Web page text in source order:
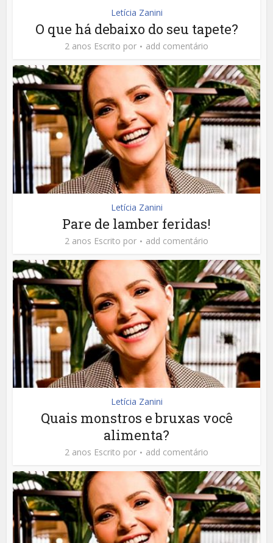
Letícia Zanini
O que há debaixo do seu tapete?
2 anos Escrito por add comentário
Letícia Zanini
Pare de lamber feridas!
2 anos Escrito por add comentário
Letícia Zanini
Quais monstros e bruxas você
alimenta?
2 anos Escrito por add comentário